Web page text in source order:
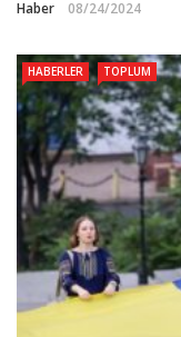
Haber 08/24/2024
HABERLER TOPLUM